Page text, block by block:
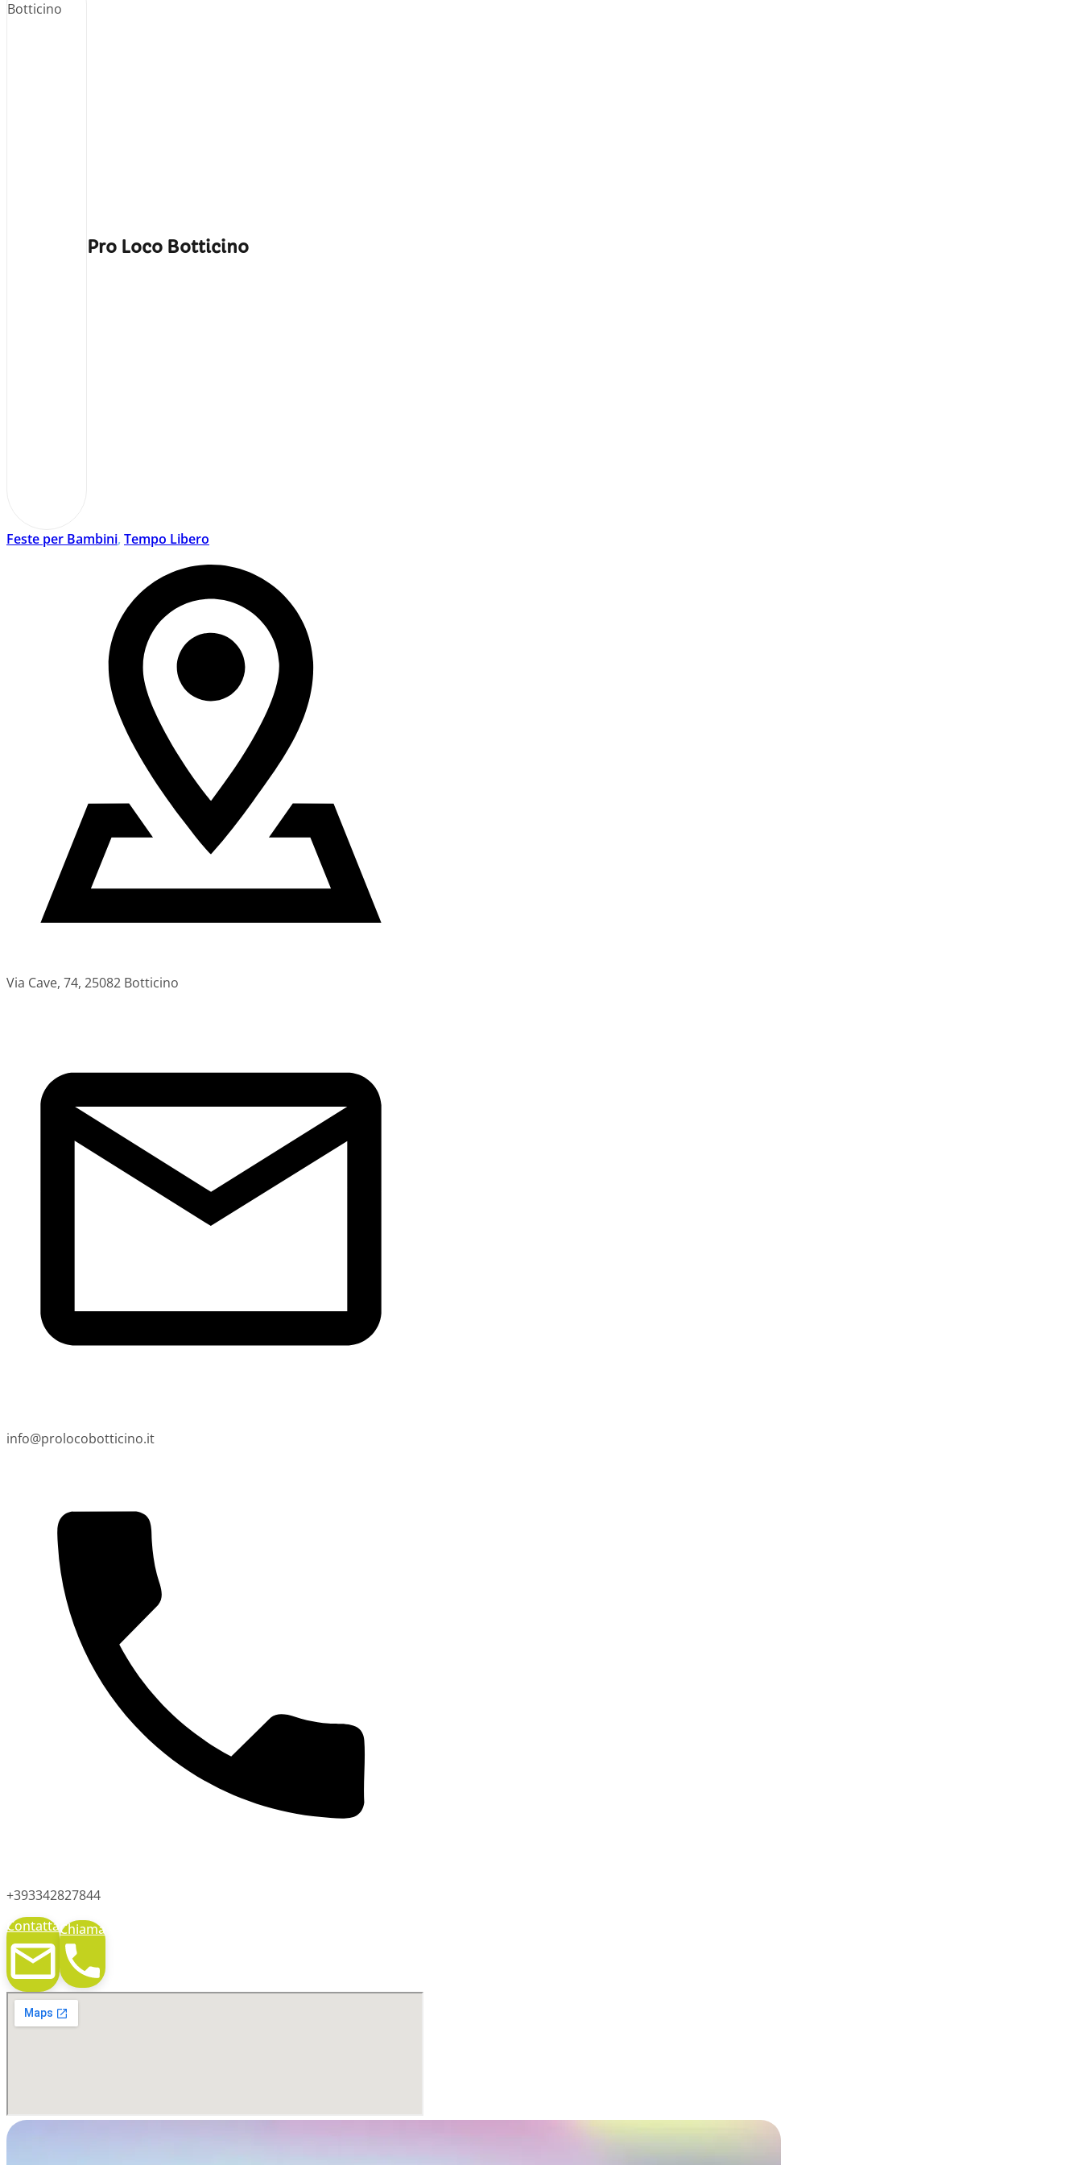
Pro Loco Botticino
Feste per Bambini, Tempo Libero
Via Cave, 74, 25082 Botticino
info@prolocobotticino.it
+393342827844
ContattaChiama